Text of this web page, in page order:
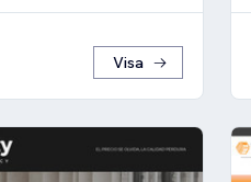
Visa